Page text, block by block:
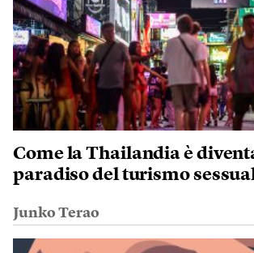
Come la Thailandia è
paradiso del turismo
Junko Terao